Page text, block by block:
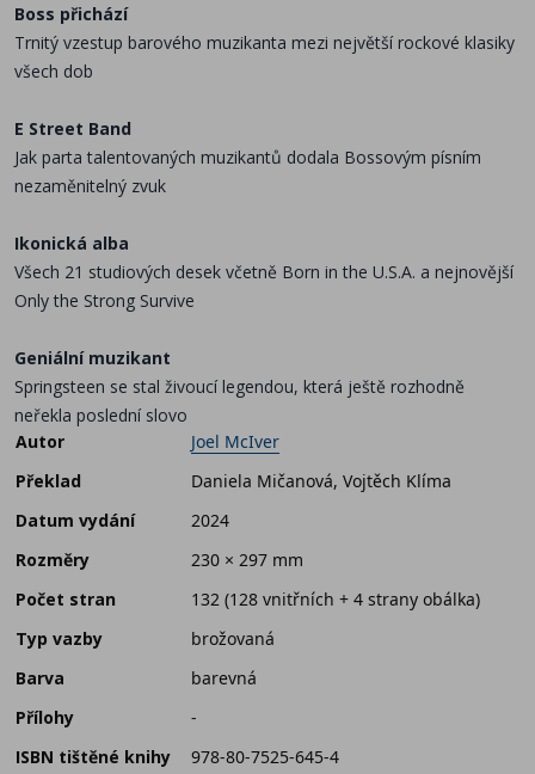
Boss přichází
Trnitý vzestup barového muzikanta mezi největší rockové klasiky
všech dob
E Street Band
Jak parta talentovaných muzikantů dodala Bossovým písním
nezaměnitelný zvuk
Ikonická alba
Všech 21 studiových desek včetně Born in the U.S.A. a nejnovější
Only the Strong Survive
Geniální muzikant
Springsteen se stal živoucí legendou, která ještě rozhodně
neřekla poslední slovo
Autor
Joel McIver
Překlad
Daniela Mičanová, Vojtěch Klíma
Datum vydání
2024
Rozměry
230 × 297 mm
Počet stran
132 (128 vnitřních + 4 strany obálka)
Typ vazby
brožovaná
Barva
barevná
Přílohy
-
ISBN tištěné knihy
978-80-7525-645-4